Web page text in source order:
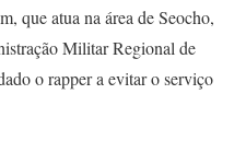
que atua na área de Seocho,
Militar Regional de
o rapper a evitar o serviço